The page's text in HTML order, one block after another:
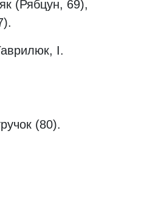
(Рябцун, 69),
І.
(80).